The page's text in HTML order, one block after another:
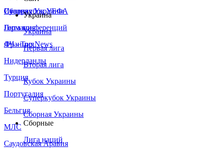
Сборная Украины
Италия
Германия
Франция
Нидерланды
Турция
Португалия
Бельгия
МЛС
Саудовская Аравия
Суперкубок УЕФА
Лига конференций
ЛЧ - Top News
Украина
Украина
Первая лига
Вторая лига
Кубок Украины
Суперкубок Украины
Сборная Украины
Сборные
Лига наций